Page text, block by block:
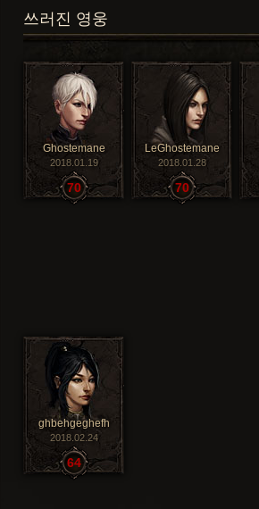
쓰러진 영웅
Ghostemane
2018.01.19
70
LeGhostemane
2018.01.28
70
ghbehgeghefh
2018.02.24
64